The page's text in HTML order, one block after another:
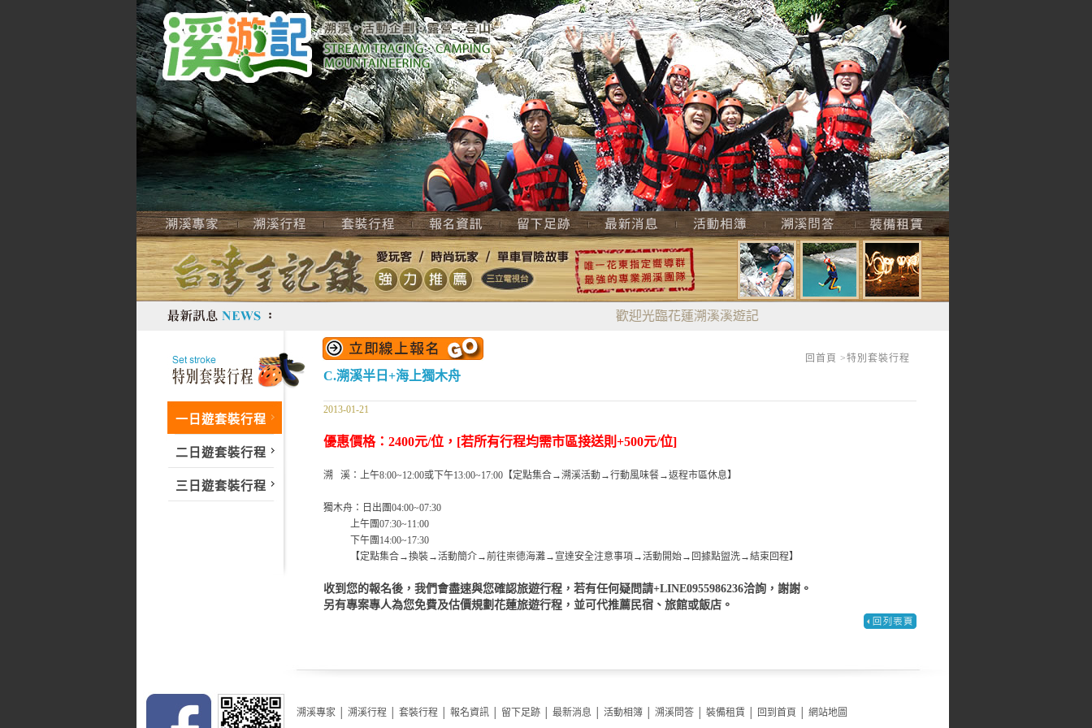
歡迎光臨花蓮溯溪溪遊記
回首頁 >特別套裝行程
一日遊套裝行程
二日遊套裝行程
三日遊套裝行程
C.溯溪半日+海上獨木舟
2013-01-21
優惠價格：2400元/位，[若所有行程均需市區接送則+500元/位]
溯 溪：上午8:00~12:00或下午13:00~17:00【定點集合→溯溪活動→行動風味餐→返程市區休息】
獨木舟：日出團04:00~07:30
上午團07:30~11:00
下午團14:00~17:30
【定點集合→換裝→活動簡介→前往崇德海灘→宣達安全注意事項→活動開始→回據點盥洗→結束回程】
收到您的報名後，我們會盡速與您確認旅遊行程， 若有任何疑問請+LINE0955986236洽詢，謝謝。
另有專案專人為您免費及估價規劃花蓮旅遊行程，並可代推薦民宿、旅館或飯店。
溯溪專家 溯溪行程 套裝行程 報名資訊 留下足跡 最新消息 活動相簿 溯溪問答 裝備租賃 回到首頁 網站地圖